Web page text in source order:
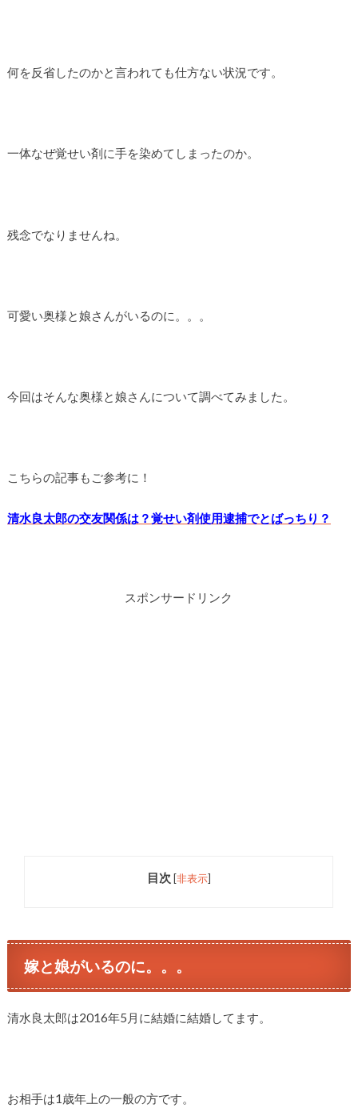
何を反省したのかと言われても仕方ない状況です。
一体なぜ覚せい剤に手を染めてしまったのか。
残念でなりませんね。
可愛い奥様と娘さんがいるのに。。。
今回はそんな奥様と娘さんについて調べてみました。
こちらの記事もご参考に！
清水良太郎の交友関係は？覚せい剤使用逮捕でとばっちり？
スポンサードリンク
目次 [非表示]
嫁と娘がいるのに。。。
清水良太郎は2016年5月に結婚に結婚してます。
お相手は1歳年上の一般の方です。